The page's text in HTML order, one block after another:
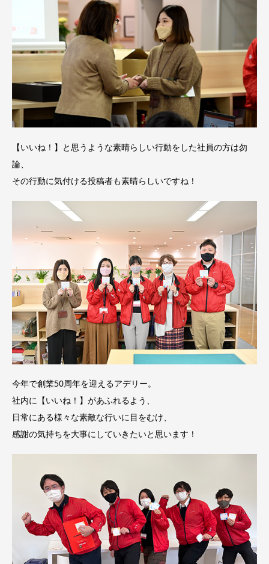
【いいね！】と思うような素晴らしい行動をした社員の方は勿
論、
その行動に気付ける投稿者も素晴らしいですね！
今年で創業50周年を迎えるアデリー。
社内に【いいね！】があふれるよう、
日常にある様々な素敵な行いに目をむけ、
感謝の気持ちを大事にしていきたいと思います！